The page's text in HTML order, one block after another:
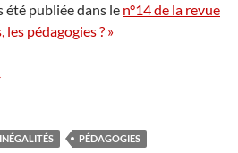
été publiée dans le n°14 de la revue
les pédagogies ? »
oppression : charte éthique de
INÉGALITÉS
PÉDAGOGIES